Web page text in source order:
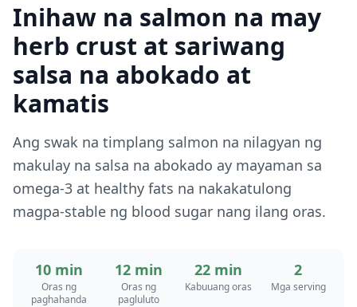
Inihaw na salmon na may
herb crust at sariwang
salsa na abokado at
kamatis
Ang swak na timplang salmon na nilagyan ng
makulay na salsa na abokado ay mayaman sa
omega-3 at healthy fats na nakakatulong
magpa-stable ng blood sugar nang ilang oras.
10 min
Oras ng
paghahanda
12 min
Oras ng
pagluluto
22 min
Kabuuang oras
2
Mga serving